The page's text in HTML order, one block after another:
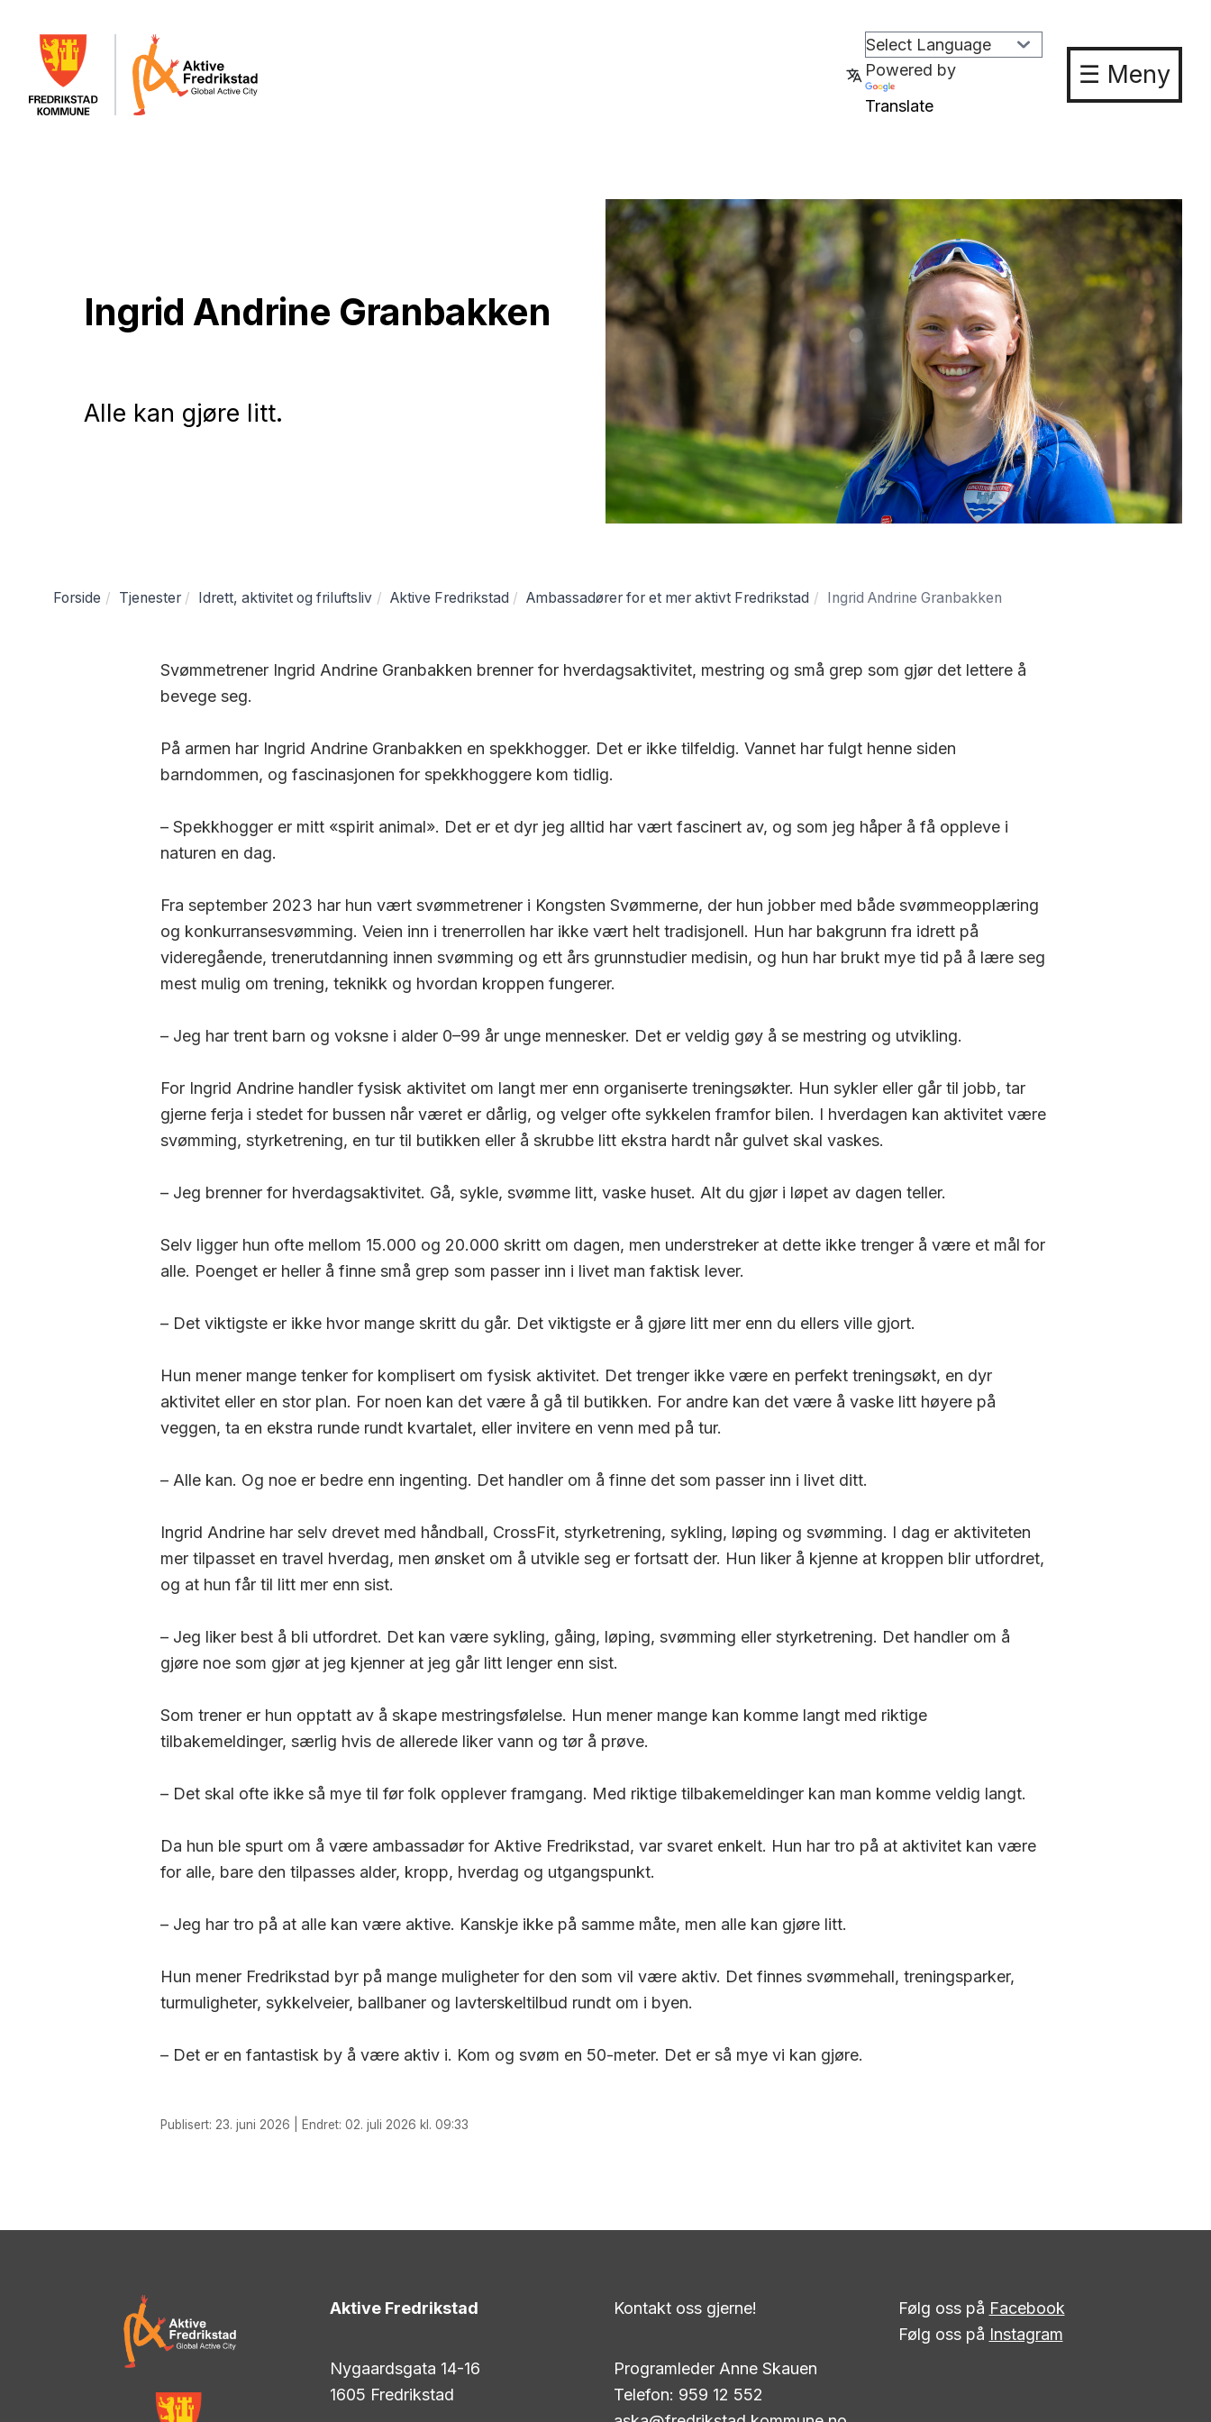
Powered by
Translate
☰ Meny
Ingrid Andrine Granbakken
Alle kan gjøre litt.
Forside Tjenester Idrett, aktivitet og friluftsliv Aktive Fredrikstad Ambassadører for et mer aktivt Fredrikstad Ingrid Andrine Granbakken
Svømmetrener Ingrid Andrine Granbakken brenner for hverdagsaktivitet, mestring og små grep som gjør det lettere å
bevege seg.
På armen har Ingrid Andrine Granbakken en spekkhogger. Det er ikke tilfeldig. Vannet har fulgt henne siden
barndommen, og fascinasjonen for spekkhoggere kom tidlig.
– Spekkhogger er mitt «spirit animal». Det er et dyr jeg alltid har vært fascinert av, og som jeg håper å få oppleve i
naturen en dag.
Fra september 2023 har hun vært svømmetrener i Kongsten Svømmerne, der hun jobber med både svømmeopplæring
og konkurransesvømming. Veien inn i trenerrollen har ikke vært helt tradisjonell. Hun har bakgrunn fra idrett på
videregående, trenerutdanning innen svømming og ett års grunnstudier medisin, og hun har brukt mye tid på å lære seg
mest mulig om trening, teknikk og hvordan kroppen fungerer.
– Jeg har trent barn og voksne i alder 0–99 år unge mennesker. Det er veldig gøy å se mestring og utvikling.
For Ingrid Andrine handler fysisk aktivitet om langt mer enn organiserte treningsøkter. Hun sykler eller går til jobb, tar
gjerne ferja i stedet for bussen når været er dårlig, og velger ofte sykkelen framfor bilen. I hverdagen kan aktivitet være
svømming, styrketrening, en tur til butikken eller å skrubbe litt ekstra hardt når gulvet skal vaskes.
– Jeg brenner for hverdagsaktivitet. Gå, sykle, svømme litt, vaske huset. Alt du gjør i løpet av dagen teller.
Selv ligger hun ofte mellom 15.000 og 20.000 skritt om dagen, men understreker at dette ikke trenger å være et mål for
alle. Poenget er heller å finne små grep som passer inn i livet man faktisk lever.
– Det viktigste er ikke hvor mange skritt du går. Det viktigste er å gjøre litt mer enn du ellers ville gjort.
Hun mener mange tenker for komplisert om fysisk aktivitet. Det trenger ikke være en perfekt treningsøkt, en dyr
aktivitet eller en stor plan. For noen kan det være å gå til butikken. For andre kan det være å vaske litt høyere på
veggen, ta en ekstra runde rundt kvartalet, eller invitere en venn med på tur.
– Alle kan. Og noe er bedre enn ingenting. Det handler om å finne det som passer inn i livet ditt.
Ingrid Andrine har selv drevet med håndball, CrossFit, styrketrening, sykling, løping og svømming. I dag er aktiviteten
mer tilpasset en travel hverdag, men ønsket om å utvikle seg er fortsatt der. Hun liker å kjenne at kroppen blir utfordret,
og at hun får til litt mer enn sist.
– Jeg liker best å bli utfordret. Det kan være sykling, gåing, løping, svømming eller styrketrening. Det handler om å
gjøre noe som gjør at jeg kjenner at jeg går litt lenger enn sist.
Som trener er hun opptatt av å skape mestringsfølelse. Hun mener mange kan komme langt med riktige
tilbakemeldinger, særlig hvis de allerede liker vann og tør å prøve.
– Det skal ofte ikke så mye til før folk opplever framgang. Med riktige tilbakemeldinger kan man komme veldig langt.
Da hun ble spurt om å være ambassadør for Aktive Fredrikstad, var svaret enkelt. Hun har tro på at aktivitet kan være
for alle, bare den tilpasses alder, kropp, hverdag og utgangspunkt.
– Jeg har tro på at alle kan være aktive. Kanskje ikke på samme måte, men alle kan gjøre litt.
Hun mener Fredrikstad byr på mange muligheter for den som vil være aktiv. Det finnes svømmehall, treningsparker,
turmuligheter, sykkelveier, ballbaner og lavterskeltilbud rundt om i byen.
– Det er en fantastisk by å være aktiv i. Kom og svøm en 50-meter. Det er så mye vi kan gjøre.
Publisert: 23. juni 2026 | Endret: 02. juli 2026 kl. 09:33
Aktive Fredrikstad
Nygaardsgata 14-16
1605 Fredrikstad
Kontakt oss gjerne!
Programleder Anne Skauen
Telefon: 959 12 552
Følg oss på Facebook
Følg oss på Instagram